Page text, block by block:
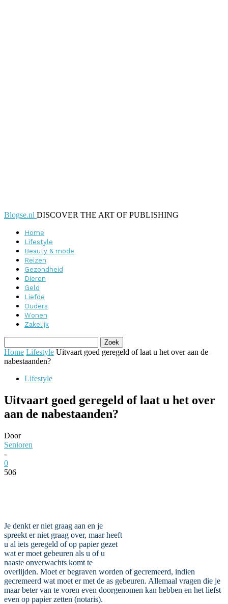
Blogse.nl DISCOVER THE ART OF PUBLISHING
Home
Lifestyle
Beauty & mode
Reizen
Gezondheid
Dieren
Geld
Liefde
Ouders
Wonen
Zakelijk
Home Lifestyle Uitvaart goed geregeld of laat u het over aan de
nabestaanden?
Lifestyle
Uitvaart goed geregeld of laat u het over
aan de nabestaanden?
Door
Senioren
-
0
506
Je denkt er niet graag aan en je
spreekt er niet graag over, maar heeft
u al iets geregeld of op papier gezet
wat er moet gebeuren als u of u
naaste onverwachts komt te
overlijden. Moet er begraven worden of gecremeerd, indien
gecremeerd wat moet er met de as gebeuren. Allemaal vragen die je
maar beter van te voren even doorgenomen kan hebben en het liefst
even op papier zetten (notaris).